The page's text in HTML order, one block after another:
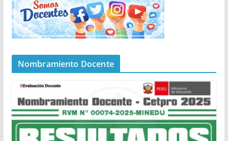
Nombramiento Docente